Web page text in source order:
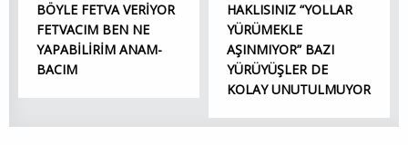
BÖYLE FETVA VERİYOR
FETVACIM BEN NE
YAPABİLİRİM ANAM-
BACIM
HAKLISINIZ “YOLLAR
YÜRÜMEKLE
AŞINMIYOR” BAZI
YÜRÜYÜŞLER DE
KOLAY UNUTULMUYOR